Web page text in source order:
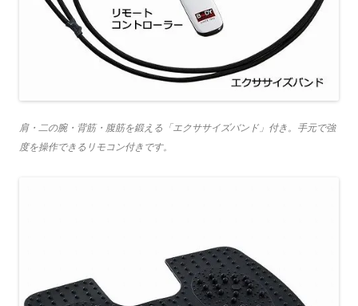
肩・二の腕・背筋・腹筋を鍛える「エクササイズバンド」付き。手元で強
度を操作できるリモコン付きです。